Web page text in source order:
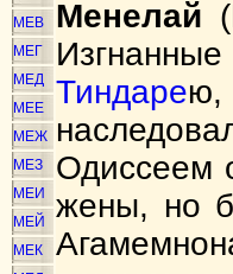
МЕВ
МЕГ
МЕД
МЕЕ
МЕЖ
МЕЗ
МЕИ
МЕЙ
МЕК
Менелай
Тиндарею,
Одиссеем
жены, но